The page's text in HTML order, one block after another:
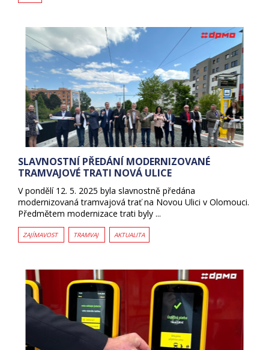
SLAVNOSTNÍ PŘEDÁNÍ MODERNIZOVANÉ
TRAMVAJOVÉ TRATI NOVÁ ULICE
V pondělí 12. 5. 2025 byla slavnostně předána
modernizovaná tramvajová trať na Novou Ulici v Olomouci.
Předmětem modernizace trati byly ...
ZAJÍMAVOST TRAMVAJ AKTUALITA